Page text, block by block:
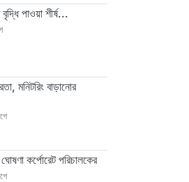
পাওয়া শীর্ষ...
মনিটরিং বাড়ানোর
ঘোষণা কর্পোরেট পরিচালকের